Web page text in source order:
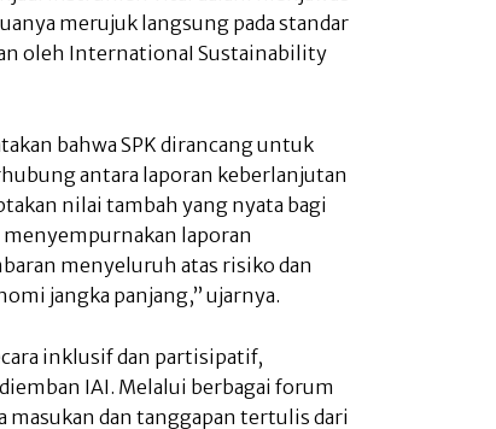
merujuk langsung pada standar
oleh InternationaI Sustainability
bahwa SPK dirancang untuk
antara laporan keberlanjutan
nilai tambah yang nyata bagi
menyempurnakan laporan
menyeluruh atas risiko dan
jangka panjang,” ujarnya.
inklusif dan partisipatif,
IAI. Melalui berbagai forum
dan tanggapan tertulis dari